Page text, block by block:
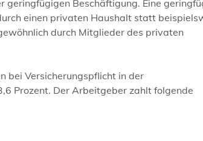
geringfügigen Beschäftigung. Eine
einen privaten Haushalt statt
durch Mitglieder des privaten
bei Versicherungspflicht in der
Prozent. Der Arbeitgeber zahlt folgende